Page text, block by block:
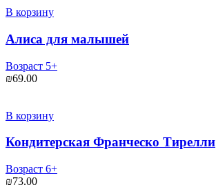
В корзину
Алиса для малышей
Возраст 5+
₪69.00
В корзину
Кондитерская Франческо Тирелли
Возраст 6+
₪73.00